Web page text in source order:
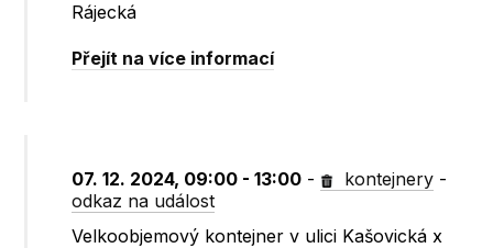
Rájecká
Přejít na více informací
07. 12. 2024, 09:00 - 13:00 - kontejnery -
odkaz na událost
Velkoobjemový kontejner v ulici Kašovická x